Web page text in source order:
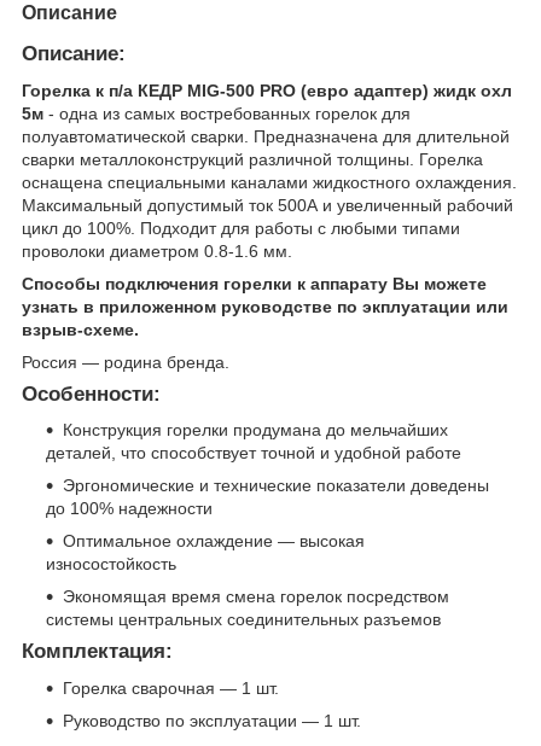
Описание
Описание:
Горелка к п/а КЕДР MIG-500 PRO (евро адаптер) жидк охл
5м - одна из самых востребованных горелок для
полуавтоматической сварки. Предназначена для длительной
сварки металлоконструкций различной толщины. Горелка
оснащена специальными каналами жидкостного охлаждения.
Максимальный допустимый ток 500А и увеличенный рабочий
цикл до 100%. Подходит для работы с любыми типами
проволоки диаметром 0.8-1.6 мм.
Способы подключения горелки к аппарату Вы можете
узнать в приложенном руководстве по экплуатации или
взрыв-схеме.
Россия — родина бренда.
Особенности:
Конструкция горелки продумана до мельчайших
деталей, что способствует точной и удобной работе
Эргономические и технические показатели доведены
до 100% надежности
Оптимальное охлаждение — высокая
износостойкость
Экономящая время смена горелок посредством
системы центральных соединительных разъемов
Комплектация:
Горелка сварочная — 1 шт.
Руководство по эксплуатации — 1 шт.